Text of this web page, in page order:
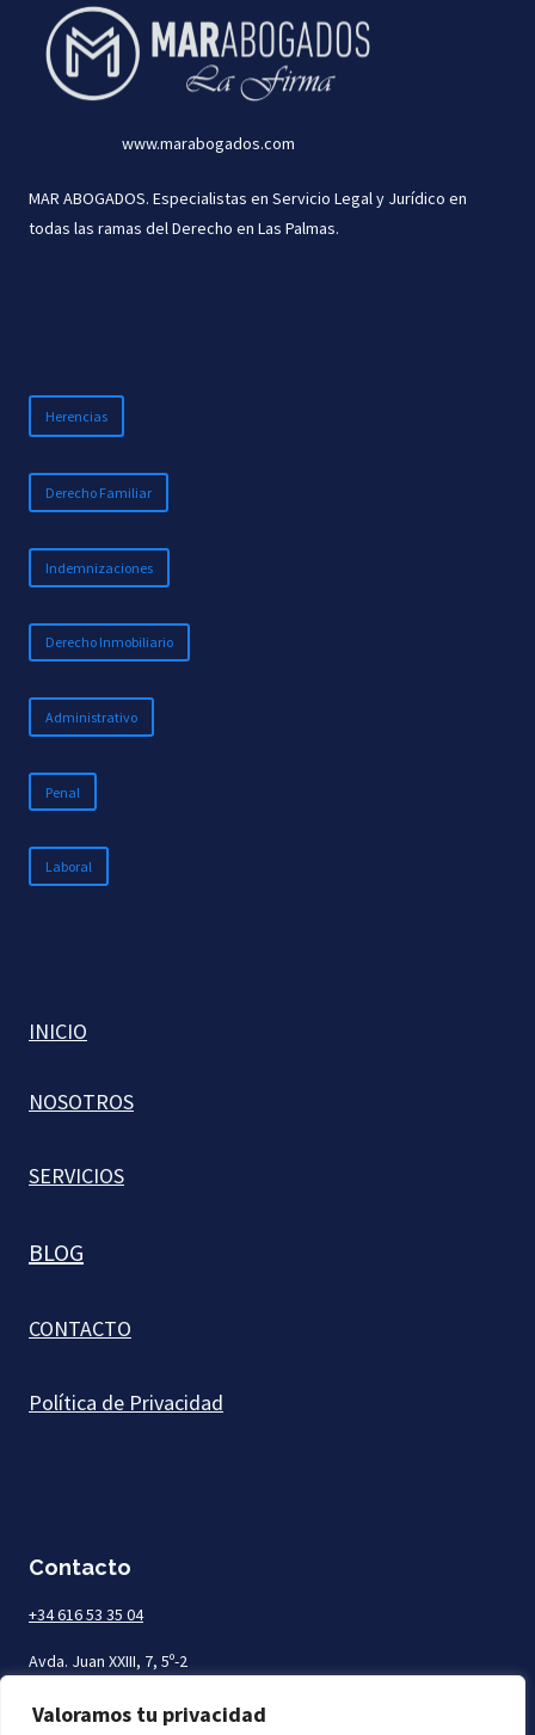
Valoramos tu privacidad
PROTEGER
EL
www.marabogados.com
MAR ABOGADOS. Especialistas en Servicio Legal y Jurídico en
todas las ramas del Derecho en Las Palmas.
Herencias
Derecho Familiar
Indemnizaciones
Derecho Inmobiliario
Administrativo
Penal
Laboral
INICIO
NOSOTROS
SERVICIOS
BLOG
CONTACTO
Política de Privacidad
Contacto
+34 616 53 35 04
Avda. Juan XXIII, 7, 5º-2
Las Palmas de Gran Canaria